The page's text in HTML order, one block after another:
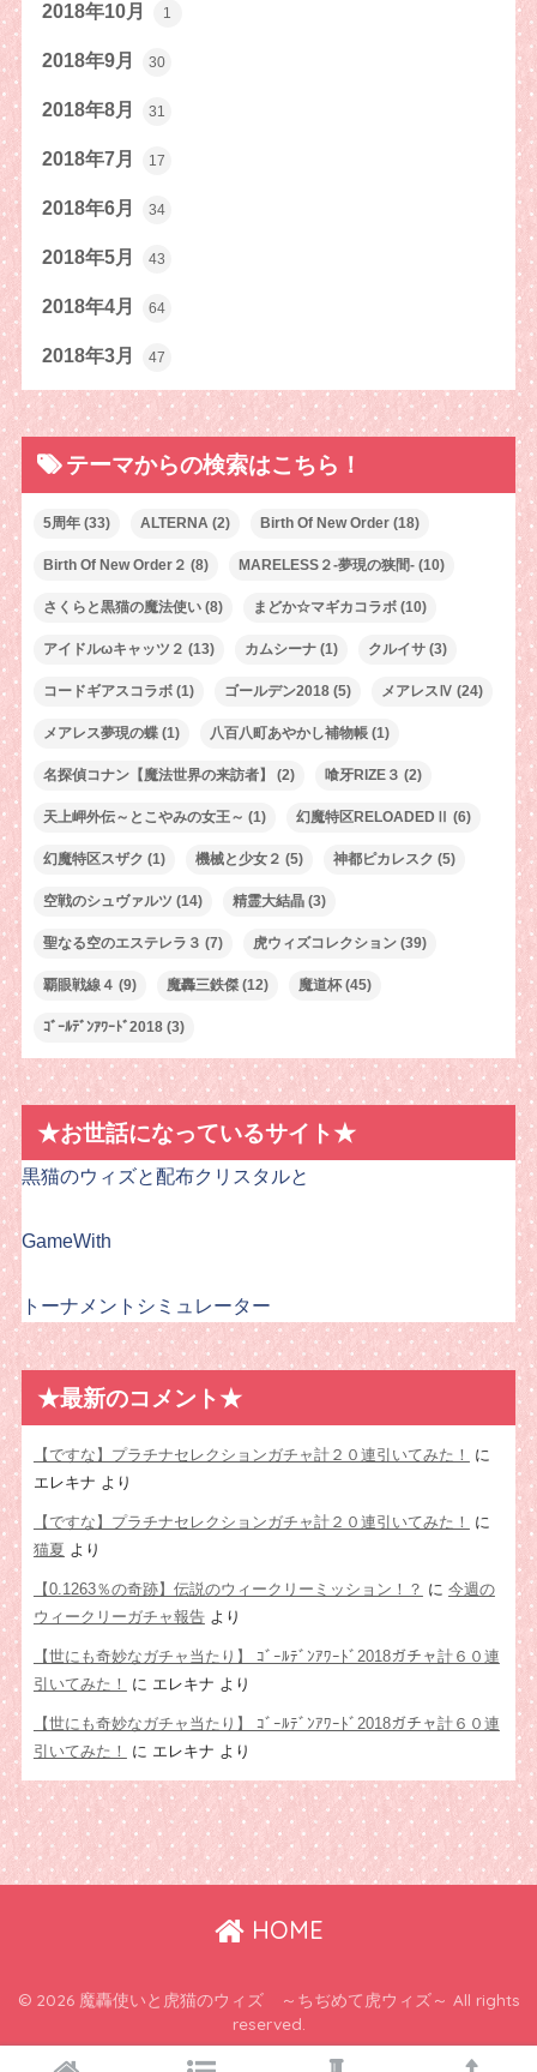
2018年10月 1
2018年9月 30
2018年8月 31
2018年7月 17
2018年6月 34
2018年5月 43
2018年4月 64
2018年3月 47
テーマからの検索はこちら！
5周年(33) ALTERNA(2) Birth Of New Order(18)
Birth Of New Order２ (8) MARELESS２-夢現の狭間-(10)
さくらと黒猫の魔法使い(8) まどか☆マギカコラボ(10)
アイドルωキャッツ２ (13) カムシーナ(1) クルイサ(3)
コードギアスコラボ(1) ゴールデン2018(5) メアレスⅣ (24)
メアレス夢現の蝶(1) 八百八町あやかし補物帳(1)
名探偵コナン【魔法世界の来訪者】 (2) 喰牙RIZE３ (2)
天上岬外伝～とこやみの女王～ (1) 幻魔特区RELOADEDⅡ (6)
幻魔特区スザク (1) 機械と少女２ (5) 神都ピカレスク (5)
空戦のシュヴァルツ (14) 精霊大結晶(3)
聖なる空のエステレラ３ (7) 虎ウィズコレクション(39)
覇眼戦線４ (9) 魔轟三鉄傑(12) 魔道杯(45)
ｺﾞｰﾙﾃﾞﾝｱﾜｰﾄﾞ2018(3)
★お世話になっているサイト★
黒猫のウィズと配布クリスタルと
GameWith
トーナメントシミュレーター
★最新のコメント★
【ですな】プラチナセレクションガチャ計２０連引いてみた！
に
エレキナ より
【ですな】プラチナセレクションガチャ計２０連引いてみた！
に
猫夏 より
【0.1263％の奇跡】伝説のウィークリーミッション！？ に 今週の
ウィークリーガチャ報告より
【世にも奇妙なガチャ当たり】 ｺﾞｰﾙﾃﾞﾝｱﾜｰﾄﾞ2018ガチャ計６０連
引いてみた！
に エレキナ より
【世にも奇妙なガチャ当たり】 ｺﾞｰﾙﾃﾞﾝｱﾜｰﾄﾞ2018ガチャ計６０連
引いてみた！
に エレキナ より
HOME
© 2026 魔轟使いと虎猫のウィズ ～ちぢめて虎ウィズ～ All rights
reserved.